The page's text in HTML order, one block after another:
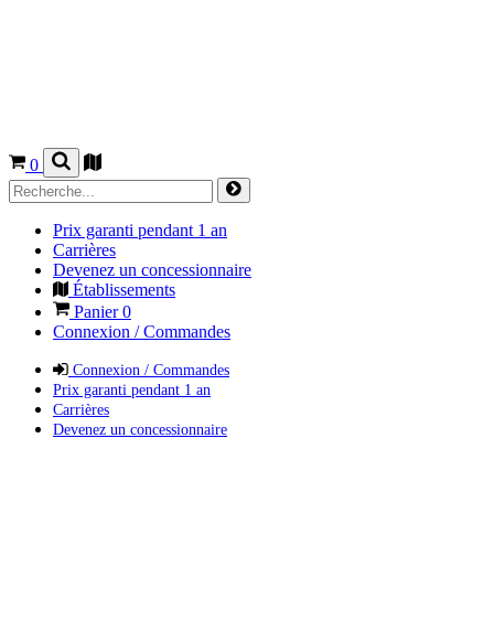
0
Prix garanti pendant 1 an
Carrières
Devenez un concessionnaire
Établissements
Panier0
Connexion / Commandes
Connexion / Commandes
Prix garanti pendant 1 an
Carrières
Devenez un concessionnaire